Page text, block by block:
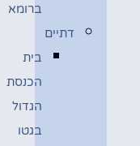
ברומא
דתיים
בית
הכנסת
הגדול
בגטו